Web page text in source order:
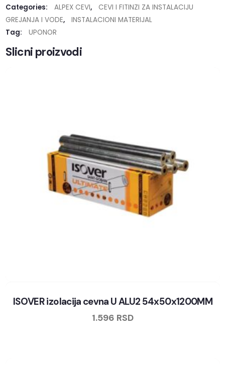
Categories:
ALPEX CEVI,
CEVI I FITINZI ZA INSTALACIJU
GREJANJA I VODE,
INSTALACIONI MATERIJAL
Tag:
UPONOR
Slicni proizvodi
ISOVER izolacija cevna U ALU2 54x50x1200MM
1.596 RSD